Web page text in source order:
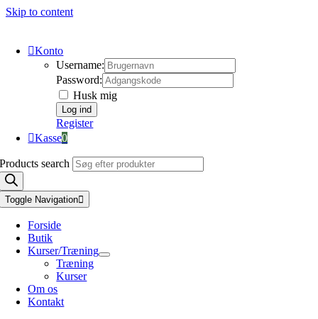
Skip to content
Konto
Username:
Password:
Husk mig
Register
Kasse0
Products search
Toggle Navigation
Forside
Butik
Kurser/Træning
Træning
Kurser
Om os
Kontakt